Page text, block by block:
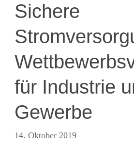
Sichere
für Industrie
Gewerbe
14. Oktober 2019